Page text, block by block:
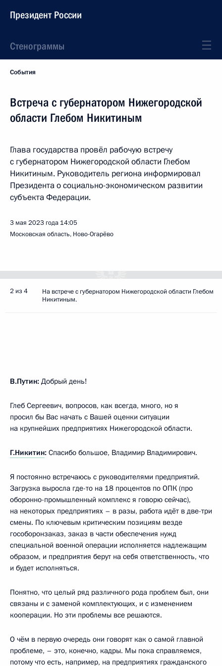
Президент России
Стенограммы
События
Встреча с губернатором Нижегородской
области Глебом Никитиным
Глава государства провёл рабочую встречу
с губернатором Нижегородской области Глебом
Никитиным. Руководитель региона информировал
Президента о социально-экономическом развитии
субъекта Федерации.
3 мая 2023 года 14:05
Московская область, Ново-Огарёво
2 из 4
На встрече с губернатором Нижегородской области Глебом
Никитиным.
В.Путин: Добрый день!
Глеб Сергеевич, вопросов, как всегда, много, но я
просил бы Вас начать с Вашей оценки ситуации
на крупнейших предприятиях Нижегородской области.
Г.Никитин: Спасибо большое, Владимир Владимирович.
Я постоянно встречаюсь с руководителями предприятий.
Загрузка выросла где-то на 18 процентов по ОПК (про
оборонно-промышленный комплекс я говорю сейчас),
на некоторых предприятиях – в разы, работа идёт в две-три
смены. По ключевым критическим позициям везде
гособоронзаказ, заказ в части обеспечения нужд
специальной военной операции исполняется надлежащим
образом, и предприятия берут на себя ответственность, что
и будет исполняться.
Понятно, что целый ряд различного рода проблем был, они
связаны и с заменой комплектующих, и с изменением
кооперации. Но эти проблемы все решаются.
О чём в первую очередь они говорят как о самой главной
проблеме, – это, конечно, кадры. Мы пока справляемся,
потому что есть, например, на предприятиях гражданского